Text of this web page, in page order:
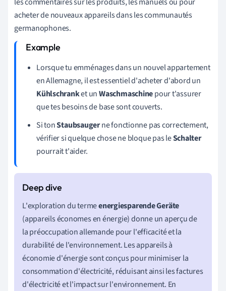
acheter de nouveaux appareils dans les communautés
germanophones.
Lorsque tu emménages dans un nouvel appartement
en Allemagne, il est essentiel d'acheter d'abord un
Kühlschranket unWaschmaschinepour t'assurer
que tes besoins de base sont couverts.
Si tonStaubsaugerne fonctionne pas correctement,
vérifier si quelque chose ne bloque pas leSchalter
pourrait t'aider.
L'exploration du termeenergiesparende Geräte
(appareils économes en énergie) donne un aperçu de
la préoccupation allemande pour l'efficacité et la
durabilité de l'environnement. Les appareils à
économie d'énergie sont conçus pour minimiser la
consommation d'électricité, réduisant ainsi les factures
d'électricité et l'impact sur l'environnement. En